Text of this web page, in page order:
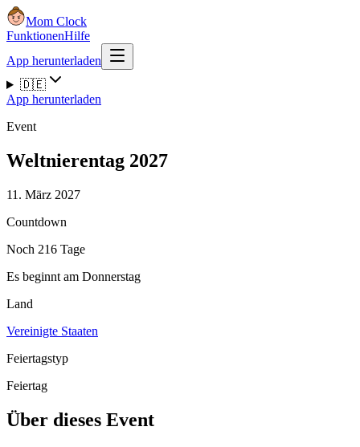
Mom Clock
FunktionenHilfe
App herunterladen
🇩🇪
App herunterladen
Event
Weltnierentag 2027
11. März 2027
Countdown
Noch 216 Tage
Es beginnt am Donnerstag
Land
Vereinigte Staaten
Feiertagstyp
Feiertag
Über dieses Event